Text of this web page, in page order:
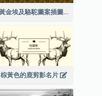
黃金埃及駱駝圖案插圖名片
棕黃色的鹿剪影名片